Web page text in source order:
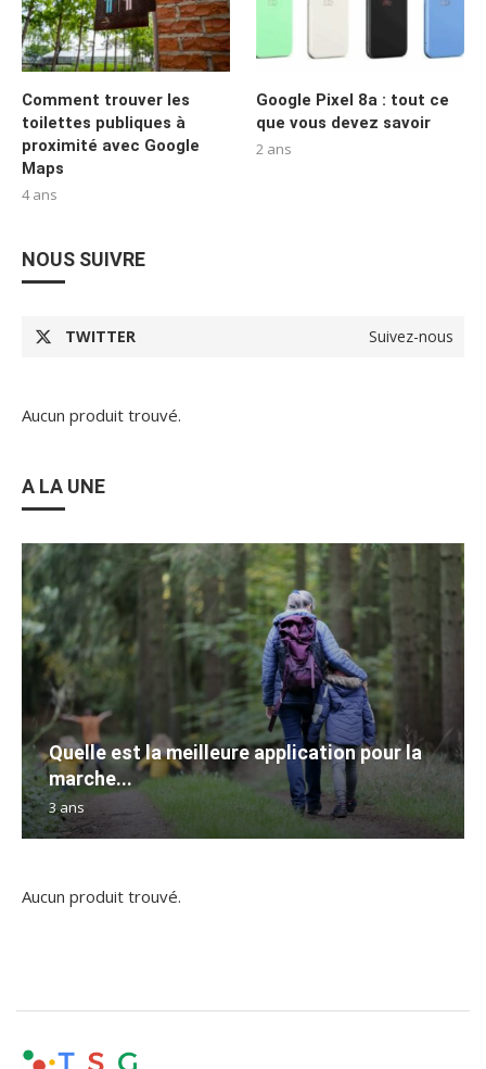
Comment trouver les
toilettes publiques à
proximité avec Google
Maps
4 ans
Google Pixel 8a : tout ce
que vous devez savoir
2 ans
NOUS SUIVRE
TWITTER Suivez-nous
Aucun produit trouvé.
A LA UNE
Quelle est la meilleure application pour la
marche...
3 ans
Aucun produit trouvé.